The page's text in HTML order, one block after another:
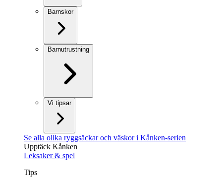
Barnskor
Barnutrustning
Vi tipsar
Se alla olika ryggsäckar och väskor i Kånken-serien
Upptäck Kånken
Leksaker & spel
Tips